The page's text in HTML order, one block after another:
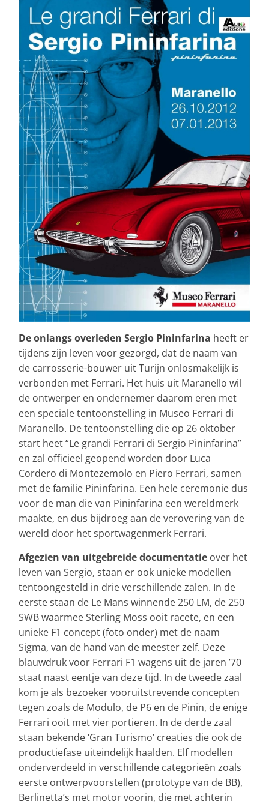
De onlangs overleden Sergio Pininfarina heeft er
tijdens zijn leven voor gezorgd, dat de naam van
de carrosserie-bouwer uit Turijn onlosmakelijk is
verbonden met Ferrari. Het huis uit Maranello wil
de ontwerper en ondernemer daarom eren met
een speciale tentoonstelling in Museo Ferrari di
Maranello. De tentoonstelling die op 26 oktober
start heet “Le grandi Ferrari di Sergio Pininfarina”
en zal officieel geopend worden door Luca
Cordero di Montezemolo en Piero Ferrari, samen
met de familie Pininfarina. Een hele ceremonie dus
voor de man die van Pininfarina een wereldmerk
maakte, en dus bijdroeg aan de verovering van de
wereld door het sportwagenmerk Ferrari.
Afgezien van uitgebreide documentatie over het
leven van Sergio, staan er ook unieke modellen
tentoongesteld in drie verschillende zalen. In de
eerste staan de Le Mans winnende 250 LM, de 250
SWB waarmee Sterling Moss ooit racete, en een
unieke F1 concept (foto onder) met de naam
Sigma, van de hand van de meester zelf. Deze
blauwdruk voor Ferrari F1 wagens uit de jaren ’70
staat naast eentje van deze tijd. In de tweede zaal
kom je als bezoeker vooruitstrevende concepten
tegen zoals de Modulo, de P6 en de Pinin, de enige
Ferrari ooit met vier portieren. In de derde zaal
staan bekende ‘Gran Turismo’ creaties die ook de
productiefase uiteindelijk haalden. Elf modellen
onderverdeeld in verschillende categorieën zoals
eerste ontwerpvoorstellen (prototype van de BB),
Berlinetta’s met motor voorin, die met achterin